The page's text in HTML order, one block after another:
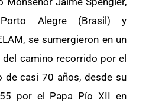
Alegre (Brasil) y
se sumergieron en un
camino recorrido por el
de casi 70 años, desde su
por el Papa Pío XII en